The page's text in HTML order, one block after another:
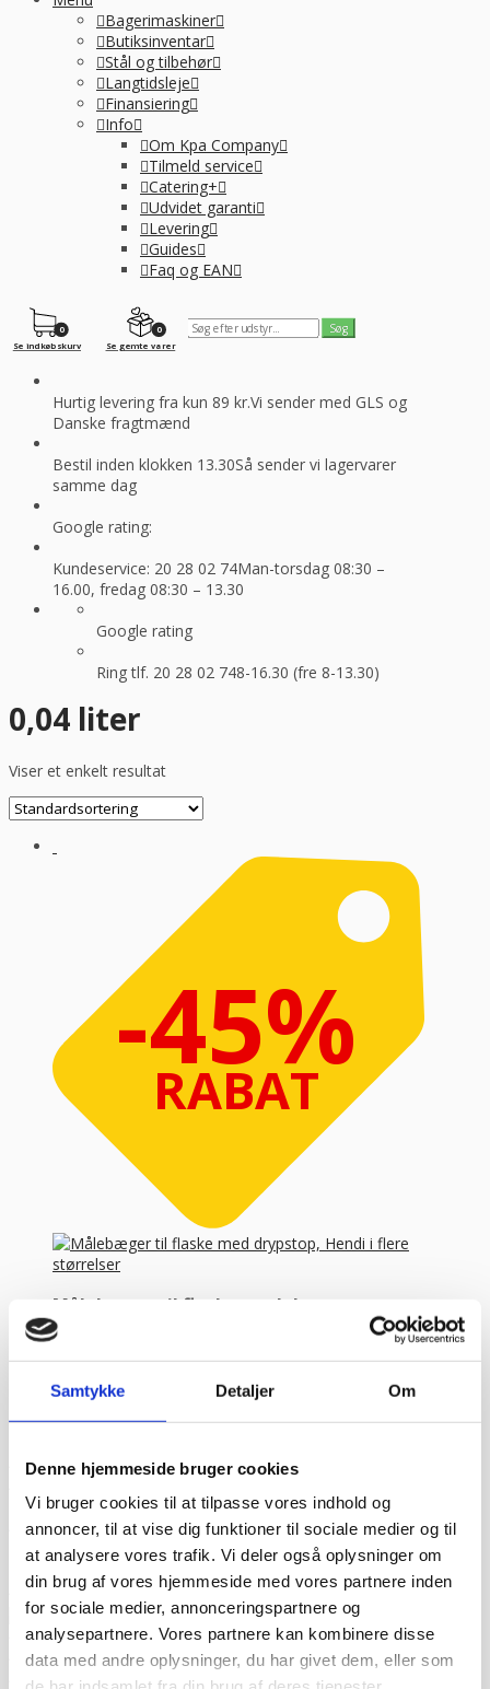
Samtykke Detaljer Om
Denne hjemmeside bruger cookies
Vi bruger cookies til at tilpasse vores indhold og
annoncer, til at vise dig funktioner til sociale medier og til
at analysere vores trafik. Vi deler også oplysninger om
din brug af vores hjemmeside med vores partnere inden
for sociale medier, annonceringspartnere og
analysepartnere. Vores partnere kan kombinere disse
data med andre oplysninger, du har givet dem, eller som
Bagerimaskiner
Butiksinventar
Stål og tilbehør
Langtidsleje
Finansiering
Info
Om Kpa Company
Tilmeld service
Catering+
Udvidet garanti
Levering
Guides
Faq og EAN
0
Se gemte varer
0
Se indkøbskurv
Hurtig levering fra kun 89 kr.Vi sender med GLS og
Danske fragtmænd
Bestil inden klokken 13.30Så sender vi lagervarer
samme dag
Google rating:
Kundeservice: 20 28 02 74Man-torsdag 08:30 –
16.00, fredag 08:30 – 13.30
Google rating
Ring tlf. 20 28 02 748-16.30 (fre 8-13.30)
0,04 liter
Viser et enkelt resultat
-45%
RABAT
Målebæger til flaske med drypstop,
Hendi i flere størrelser
Bar Up drypfri skænker er et bartendertilbehør, som
gør det ne...
“Altid flinke og hjælpsom”
Vurderet af Georg
“Altid søde, hjælpsomme og kompetente !”
Vurderet af Læse
antik & retro
“Anette var rigtig sød, venlig og imødekommende kommende. Fik
en fejl levering og fik løst det i løbet af to sekunder. God arbejde
og god weekend”
Vurderet af Michael
“Bestilte kl.13 og havde tingene dagen efter kl.10. God service ☺”
Vurderet af Heidi Buch Jensen
“De ved rigtig meget om møbler”
Vurderet af Kris
“Det var en meget behagelig samtale.”
Vurderet af Käthe
“Ekspert i hvidevarer “
Vurderet af Kris